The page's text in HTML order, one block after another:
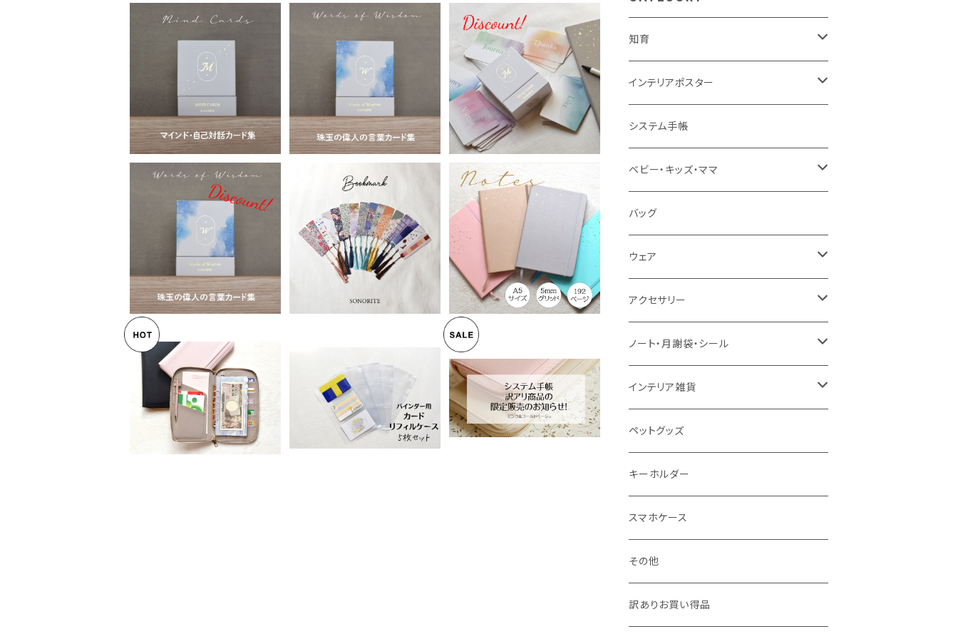
送料無料 自己対話 マイン
ドカード 45枚カード 自己
ア 北欧 おしゃれ ソノリテ
¥2,680
送料無料 珠玉の偉人の言
ゃれ ソノリテ
¥2,680
【訳あり品】送料無料 自己
対話 マインドカード 45枚
カード 自己啓発 mind car
d インテリア 北欧 おしゃれ
ソノリテ
¥2,180
【訳あり品】送料無料 珠玉
の偉人の言葉集 55枚 カー
ド 自己啓発 ワード インテリ
ア 北欧 おしゃれ ソノリテ
¥2,180
おしゃれな しおり ブックマ
ーカー ブックマーク 栞 北
欧 全8種類 本 ソノリテ
¥1,180
A5 ノート 日記 育児日記 メ
モ帳 バレットジャーナル ス
ケジュール帳 ソノリテ
¥2,480
【送料無料】マルチ家計収納
システム手帳◎バインダー
ファイル 袋分け パスポート
ケース 通帳 お薬手帳 母子
手帳 カードケース 名刺入
れ
¥7,080
表裏で6枚収納できるクリア
カードケース（PVC）5枚セ
ット ソノリテ オリジナルサ
イズ
¥1,080
送料無料【訳アリ商品】マル
チ家計収納 システム手帳
ディスカウント商品
¥5,980
知育
知育ポスター
地図・国旗
言葉（ひらがな・カタカナ・英語）
知育下敷き
知育グッズ
インテリアポスター
A3サイズ
A4サイズ
オーダー（A3・B3・A2・40×50・B2・50
×70）
システム手帳
ベビー・キッズ・ママ
ベビー食器
お食事スタイ・ビブ
おもちゃ・木製
カー用品
バッグ・エコバッグ
バッグ
ウェア
エプロン
アクセサリー
ピンバッジ
ネックレス
ジュエリーポーチ
ノート・月謝袋・シール
ノート
シール・ステッカー
月謝袋・封筒
インテリア雑貨
ドアステッカー
しおり
クリスマス雑貨
ペットグッズ
キーホルダー
スマホケース
その他
訳ありお買い得品